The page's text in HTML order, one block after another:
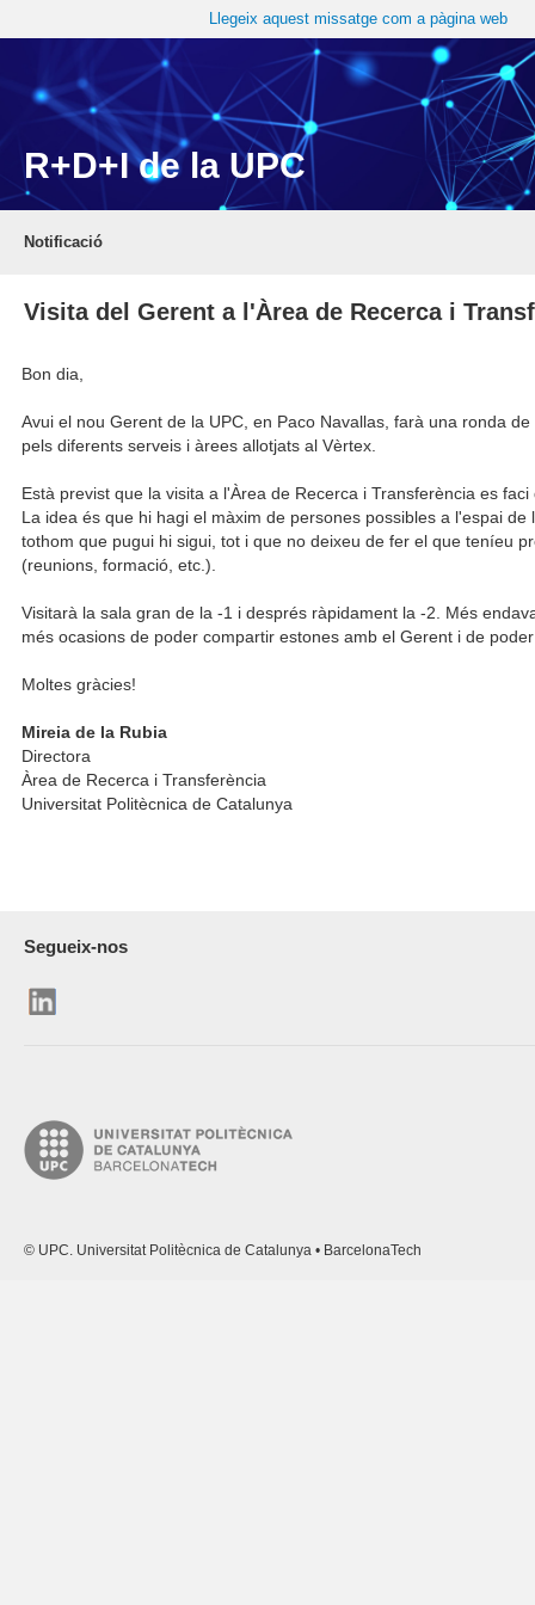
Llegeix aquest missatge com a pàgina web
R+D+I de la UPC
Notificació
Visita del Gerent a l'Àrea de Recerca i
Bon dia,
Avui el nou Gerent de la UPC, en Paco Navallas, farà una ronda
pels diferents serveis i àrees allotjats al Vèrtex.
Està previst que la visita a l'Àrea de Recerca i Transferència es faci
La idea és que hi hagi el màxim de persones possibles a l'espai de
tothom que pugui hi sigui, tot i que no deixeu de fer el que teníeu
(reunions, formació, etc.).
Visitarà la sala gran de la -1 i després ràpidament la -2. Més
més ocasions de poder compartir estones amb el Gerent i de
Moltes gràcies!
Mireia de la Rubia
Directora
Àrea de Recerca i Transferència
Universitat Politècnica de Catalunya
Segueix-nos
© UPC. Universitat Politècnica de Catalunya • BarcelonaTech